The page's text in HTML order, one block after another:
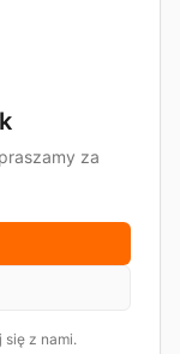
za
się z nami.